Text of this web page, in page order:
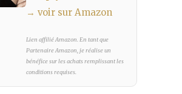
→ voir sur Amazon
Lien affilié Amazon. En tant que
Partenaire Amazon, je réalise un
bénéfice sur les achats remplissant les
conditions requises.